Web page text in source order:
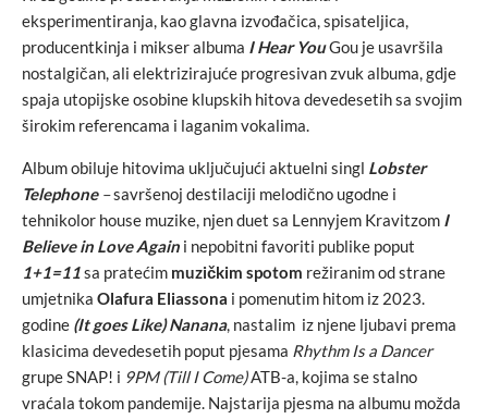
eksperimentiranja, kao glavna izvođačica, spisateljica,
producentkinja i mikser albuma I Hear YouGou je usavršila
nostalgičan, ali elektrizirajuće progresivan zvuk albuma, gdje
spaja utopijske osobine klupskih hitova devedesetih sa svojim
širokim referencama i laganim vokalima.
Album obiluje hitovima uključujući aktuelni singl Lobster
Telephone–savršenoj destilaciji melodično ugodne i
tehnikolor house muzike, njen duet sa Lennyjem Kravitzom I
Believe in Love Again i nepobitni favoriti publike poput
1+1=11sa pratećim muzičkim spotom režiranim od strane
umjetnika Olafura Eliassona i pomenutim hitom iz 2023.
godine (It goes Like) Nanana, nastalim iz njene ljubavi prema
klasicima devedesetih poput pjesama Rhythm Is a Dancer
grupe SNAP! i 9PM (Till I Come)ATB-a, kojima se stalno
vraćala tokom pandemije. Najstarija pjesma na albumu možda